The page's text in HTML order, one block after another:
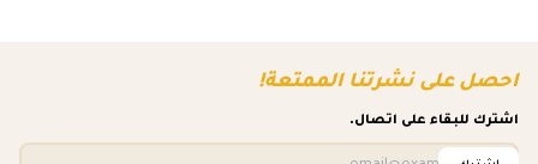
احصل على نشرتنا الممتعة!
اشترك للبقاء على اتصال.